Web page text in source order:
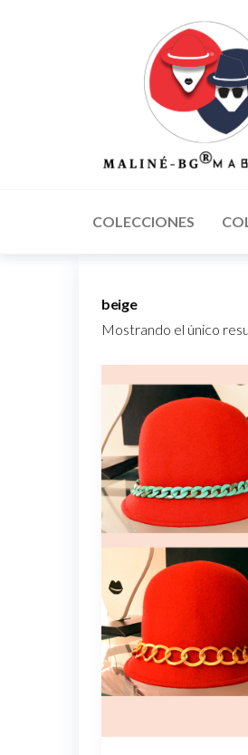
BG ®
hombre y
"Moda más
trasciende"
COLECCIONES
beige
Mostrando el único